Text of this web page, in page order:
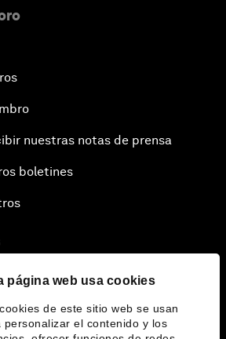
página web usa cookies
de este sitio web se usan
personalizar el contenido y los
nuestras notas de prensa
boletines
Foro